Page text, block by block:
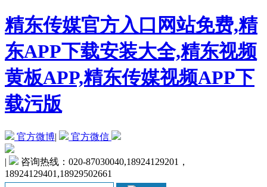
精东传媒官方入口网站免费,精
东APP下载安装大全,精东视频
黄板APP,精东传媒视频APP下
载污版
官方微博| 官方微信
|
咨询热线：020-87030040,18924129201，
18924129401,18929502661